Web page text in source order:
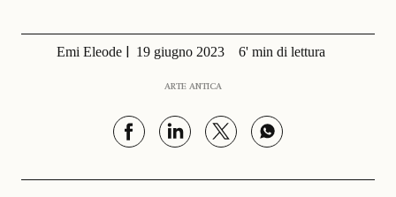
Emi Eleode 19 giugno 2023 6' min di lettura
ARTE ANTICA